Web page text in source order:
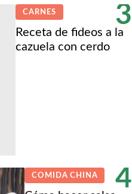
3
CARNES
Receta de fideos a la
cazuela con cerdo
4
COMIDA CHINA